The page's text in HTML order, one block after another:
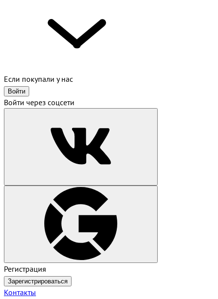
Если покупали у нас
Войти
Войти через соцсети
Регистрация
Зарегистрироваться
Контакты